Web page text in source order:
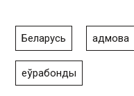
Беларусь адмова
еўрабонды